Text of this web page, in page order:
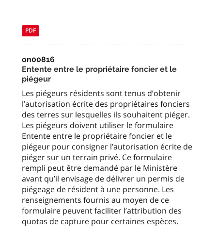
PDF
on00816
Entente entre le propriétaire foncier et le
piégeur
Les piégeurs résidents sont tenus d’obtenir
l’autorisation écrite des propriétaires fonciers
des terres sur lesquelles ils souhaitent piéger.
Les piégeurs doivent utiliser le formulaire
Entente entre le propriétaire foncier et le
piégeur pour consigner l’autorisation écrite de
piéger sur un terrain privé. Ce formulaire
rempli peut être demandé par le Ministère
avant qu’il envisage de délivrer un permis de
piégeage de résident à une personne. Les
renseignements fournis au moyen de ce
formulaire peuvent faciliter l’attribution des
quotas de capture pour certaines espèces.